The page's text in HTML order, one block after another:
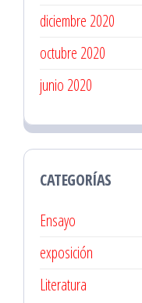
diciembre 2020
octubre 2020
junio 2020
CATEGORÍAS
Ensayo
exposición
Literatura